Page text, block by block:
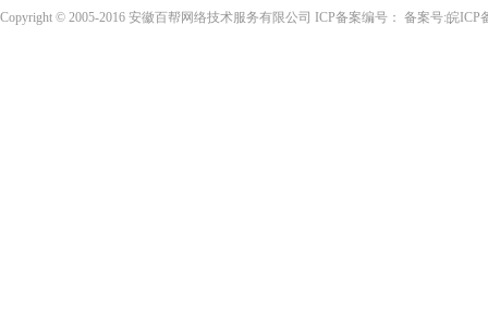
Copyright © 2005-2016 安徽百帮网络技术服务有限公司 ICP备案编号： 备案号:皖ICP